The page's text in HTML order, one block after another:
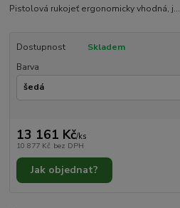
Pistolová rukojeť ergonomicky vhodná, j...
Dostupnost
Skladem
Barva
13 161 Kč/ks
10 877 Kč bez DPH
Jak objednat?